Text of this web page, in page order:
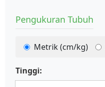
Pengukuran Tubuh
Metrik (cm/kg)
Tinggi: